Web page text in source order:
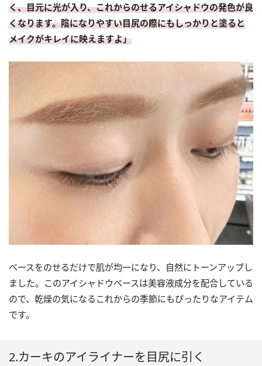
く、目元に光が入り、これからのせるアイシャドウの発色が良
くなります。陰になりやすい目尻の際にもしっかりと塗ると
メイクがキレイに映えますよ」
ベースをのせるだけで肌が均一になり、自然にトーンアップし
ました。このアイシャドウベースは美容液成分を配合している
ので、乾燥の気になるこれからの季節にもぴったりなアイテム
です。
2.カーキのアイライナーを目尻に引く